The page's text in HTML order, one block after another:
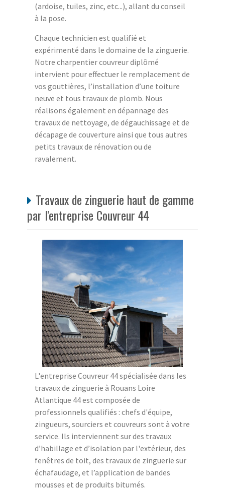
(ardoise, tuiles, zinc, etc...), allant du conseil
à la pose.
Chaque technicien est qualifié et
expérimenté dans le domaine de la zinguerie.
Notre charpentier couvreur diplômé
intervient pour effectuer le remplacement de
vos gouttières, l’installation d’une toiture
neuve et tous travaux de plomb. Nous
réalisons également en dépannage des
travaux de nettoyage, de dégauchissage et de
décapage de couverture ainsi que tous autres
petits travaux de rénovation ou de
ravalement.
Travaux de zinguerie haut de gamme
par l'entreprise Couvreur 44
L'entreprise Couvreur 44 spécialisée dans les
travaux de zinguerie à Rouans Loire
Atlantique 44 est composée de
professionnels qualifiés : chefs d'équipe,
zingueurs, sourciers et couvreurs sont à votre
service. Ils interviennent sur des travaux
d’habillage et d’isolation par l'extérieur, des
fenêtres de toit, des travaux de zinguerie sur
échafaudage, et l’application de bandes
mousses et de produits bitumés.